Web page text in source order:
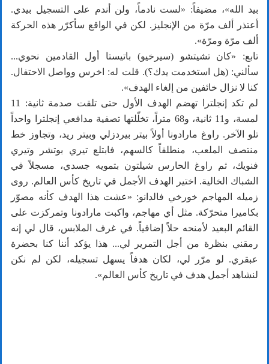
بيد الله»، مضيفاً: «لست نادماً، ولن أندم على التسجيل بيدي.
أعتذر ألف مرّة من الإنجليز. لكن في الواقع سأكرّر هذه الحركة
ألف مرّة ومرّة».
تابع: «كان تشيتشو (سيرخيو) باتيستا أول القادمين نحوي...
سألني: (هل استخدمت يدك؟). قلت له: اخرس وواصل الاحتفال.
كنا لا نزال خائفين من إلغاء الهدف».
لم تكد إنجلترا تهضم الهدف الأول حتى تلقت صدمة ثانية: 11
لمسة، و11 ثانية، و68 متراً، تخلّلتها تصفية مدافعي إنجلترا واحداً
تلو الآخر. راوغ مارادونا أولاً بيتر بيردزلي وبيتر ريد، وتجاوز خط
منتصف الملعب، منطلقاً كالسهم، فابتلع تيري بوتشر وتيري
فنويك، ثم راوغ الحارس شيلتون بتمويه جسدي، مسجلاً في
الشباك الخالية. اختير الهدف الأجمل في تاريخ كأس العالم. روى
زميله المهاجم خورخي فالدانو: «عشت هذا الهدف كأنه مصوّر
بكاميرا متحرّكة. مثل أي مهاجم، واكبت مارادونا وتمركزت على
القائم البعيد لأمنحه حلاً إضافياً. في غرف الملابس، قال لي إنه
رمقني بنظرة من أجل التمرير لي... هذا يؤكد أننا كنا بحضرة
عبقري. لو مرّر لي، لكان هدفاً يسهل تسجيله، لكن لم نكن
لنشاهد أجمل هدف في تاريخ كأس العالم».